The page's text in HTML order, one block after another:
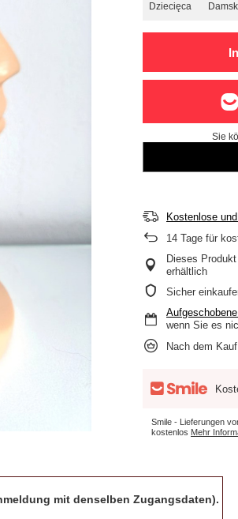
Dziecięca
Sie
Kostenlose
14 Tage für
Dieses
erhältlich
Sicher
wenn Sie es
Nach dem
Smile - Lieferungen
kostenlos Mehr
mit denselben Zugangsdaten).